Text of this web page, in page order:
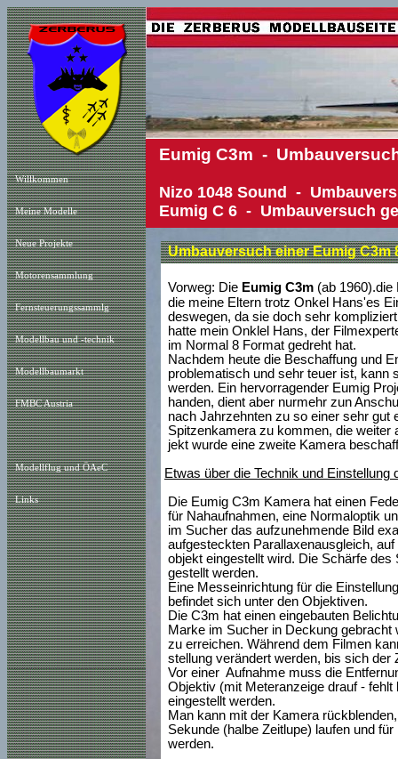
Willkommen
Meine Modelle
Neue Projekte
Motorensammlung
Fernsteuerungssammlg
Modellbau und -technik
Modellbaumarkt
FMBC Austria
Modellflug und ÖAeC
Links
Eumig C3m -
Nizo 1048 Sound -
Eumig C 6 - Umbauversuch
Umbauversuch einer Eumig C3m
Vorweg: Die Eumig C3m (ab 1960).die
die meine Eltern trotz Onkel Hans'es
deswegen, da sie doch sehr
hatte mein Onklel Hans, der
im Normal 8 Format gedreht hat.
Nachdem heute die Beschaffung und
problematisch und sehr teuer ist, kann
werden. Ein hervorragender Eumig
handen, dient aber nurmehr zun
nach Jahrzehnten zu so einer sehr gut
Spitzenkamera zu kommen, die weiter
jekt wurde eine zweite Kamera
Etwas über die Technik und Einstellung
Die Eumig C3m Kamera hat einen
für Nahaufnahmen, eine Normaloptik
im Sucher das aufzunehmende Bild
aufgesteckten Parallaxenausgleich,
objekt eingestellt wird. Die Schärfe
gestellt werden.
Eine Messeinrichtung für die
befindet sich unter den Objektiven.
Die C3m hat einen eingebauten
Marke im Sucher in Deckung
zu erreichen. Während dem Filmen
stellung verändert werden, bis sich der
Vor einer Aufnahme muss die
Objektiv (mit Meteranzeige drauf -
eingestellt werden.
Man kann mit der Kamera
Sekunde (halbe Zeitlupe) laufen und
werden.